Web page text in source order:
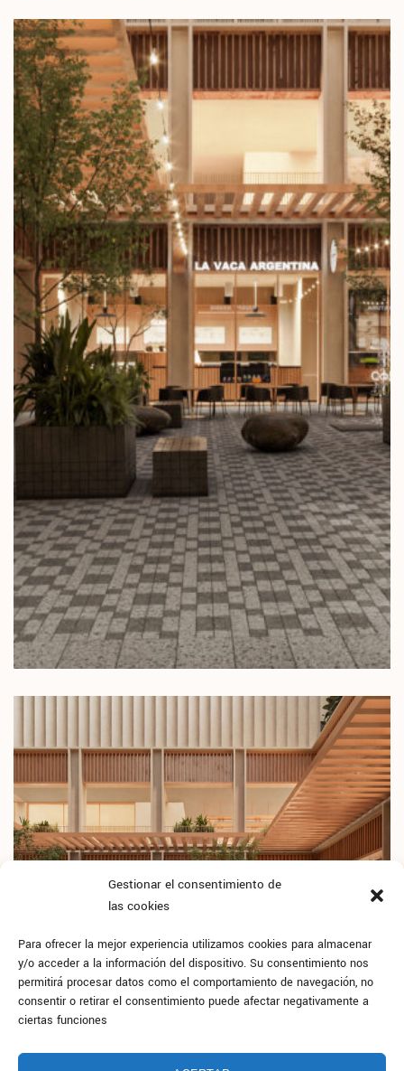
Gestionar el consentimiento de
las cookies
Para ofrecer la mejor experiencia utilizamos cookies para almacenar
y/o acceder a la información del dispositivo. Su consentimiento nos
permitirá procesar datos como el comportamiento de navegación, no
consentir o retirar el consentimiento puede afectar negativamente a
ciertas funciones